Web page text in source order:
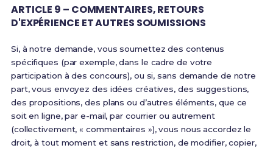
ARTICLE 9 – COMMENTAIRES, RETOURS
D'EXPÉRIENCE ET AUTRES SOUMISSIONS
Si, à notre demande, vous soumettez des contenus
spécifiques (par exemple, dans le cadre de votre
participation à des concours), ou si, sans demande de notre
part, vous envoyez des idées créatives, des suggestions,
des propositions, des plans ou d’autres éléments, que ce
soit en ligne, par e-mail, par courrier ou autrement
(collectivement, « commentaires »), vous nous accordez le
droit, à tout moment et sans restriction, de modifier, copier,